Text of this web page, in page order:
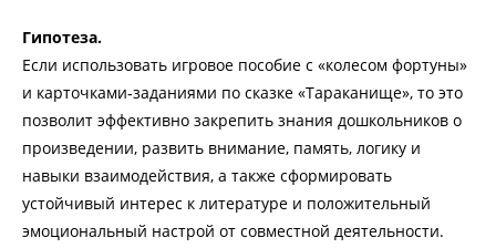
Гипотеза.
Если использовать игровое пособие с «колесом фортуны»
и карточками‑заданиями по сказке «Тараканище», то это
позволит эффективно закрепить знания дошкольников о
произведении, развить внимание, память, логику и
навыки взаимодействия, а также сформировать
устойчивый интерес к литературе и положительный
эмоциональный настрой от совместной деятельности.